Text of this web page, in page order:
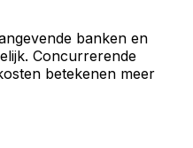
banken en
Concurrerende
betekenen meer